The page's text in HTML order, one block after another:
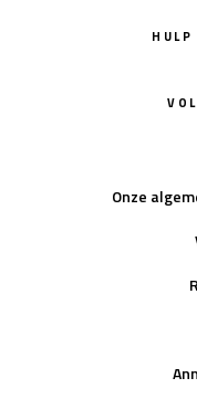
Onze